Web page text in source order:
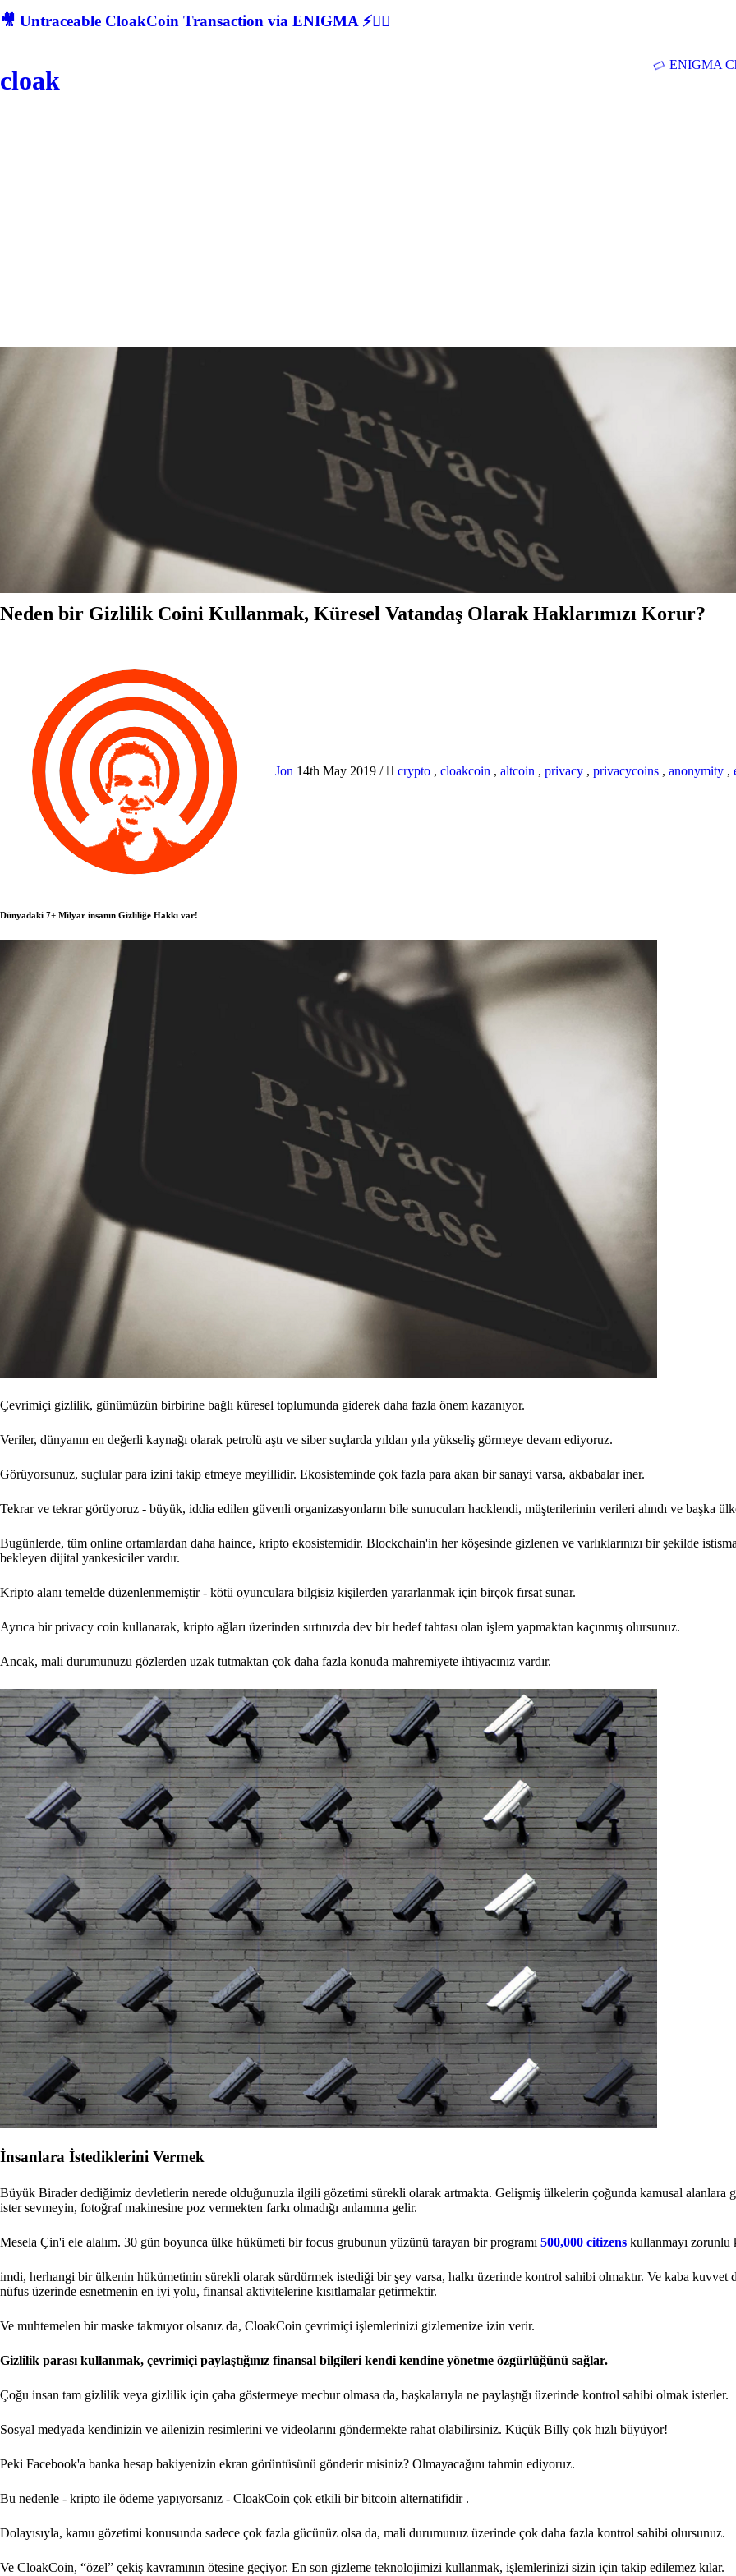
🎥 Untraceable CloakCoin Transaction via ENIGMA ⚡🕵‍♂
cloak
ENIGMA
Neden bir Gizlilik Coini Kullanmak, Küresel Vatandaş Olarak Haklarımızı Korur?
Jon 14th May 2019 / crypto , cloakcoin , altcoin , privacy , privacycoins , anonymity ,
Dünyadaki 7+ Milyar insanın Gizliliğe Hakkı var!
Çevrimiçi gizlilik, günümüzün birbirine bağlı küresel toplumunda giderek daha fazla önem kazanıyor.
Veriler, dünyanın en değerli kaynağı olarak petrolü aştı ve siber suçlarda yıldan yıla yükseliş görmeye devam ediyoruz.
Görüyorsunuz, suçlular para izini takip etmeye meyillidir. Ekosisteminde çok fazla para akan bir sanayi varsa, akbabalar iner.
Tekrar ve tekrar görüyoruz - büyük, iddia edilen güvenli organizasyonların bile sunucuları hacklendi, müşterilerinin verileri alındı ve başka
Bugünlerde, tüm online ortamlardan daha haince, kripto ekosistemidir. Blockchain'in her köşesinde gizlenen ve varlıklarınızı bir şekilde
bekleyen dijital yankesiciler vardır.
Kripto alanı temelde düzenlenmemiştir - kötü oyunculara bilgisiz kişilerden yararlanmak için birçok fırsat sunar.
Ayrıca bir privacy coin kullanarak, kripto ağları üzerinden sırtınızda dev bir hedef tahtası olan işlem yapmaktan kaçınmış olursunuz.
Ancak, mali durumunuzu gözlerden uzak tutmaktan çok daha fazla konuda mahremiyete ihtiyacınız vardır.
İnsanlara İstediklerini Vermek
Büyük Birader dediğimiz devletlerin nerede olduğunuzla ilgili gözetimi sürekli olarak artmakta. Gelişmiş ülkelerin çoğunda kamusal alanlara
ister sevmeyin, fotoğraf makinesine poz vermekten farkı olmadığı anlamına gelir.
Mesela Çin'i ele alalım. 30 gün boyunca ülke hükümeti bir focus grubunun yüzünü tarayan bir programı 500,000 citizens kullanmayı zorunlu
imdi, herhangi bir ülkenin hükümetinin sürekli olarak sürdürmek istediği bir şey varsa, halkı üzerinde kontrol sahibi olmaktır. Ve kaba kuvvet
nüfus üzerinde esnetmenin en iyi yolu, finansal aktivitelerine kısıtlamalar getirmektir.
Ve muhtemelen bir maske takmıyor olsanız da, CloakCoin çevrimiçi işlemlerinizi gizlemenize izin verir.
Gizlilik parası kullanmak, çevrimiçi paylaştığınız finansal bilgileri kendi kendine yönetme özgürlüğünü sağlar.
Çoğu insan tam gizlilik veya gizlilik için çaba göstermeye mecbur olmasa da, başkalarıyla ne paylaştığı üzerinde kontrol sahibi olmak isterler.
Sosyal medyada kendinizin ve ailenizin resimlerini ve videolarını göndermekte rahat olabilirsiniz. Küçük Billy çok hızlı büyüyor!
Peki Facebook'a banka hesap bakiyenizin ekran görüntüsünü gönderir misiniz? Olmayacağını tahmin ediyoruz.
Bu nedenle - kripto ile ödeme yapıyorsanız - CloakCoin çok etkili bir bitcoin alternatifidir .
Dolayısıyla, kamu gözetimi konusunda sadece çok fazla gücünüz olsa da, mali durumunuz üzerinde çok daha fazla kontrol sahibi olursunuz.
Ve CloakCoin, “özel” çekiş kavramının ötesine geçiyor. En son gizleme teknolojimizi kullanmak, işlemlerinizi sizin için takip edilemez kılar.